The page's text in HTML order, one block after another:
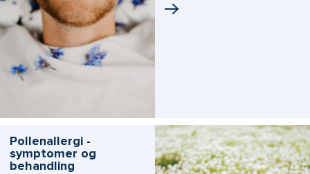
Pollenallergi -
symptomer og
behandling